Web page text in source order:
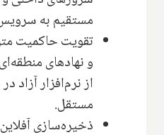
مستقیم به
تقویت حاکمیت
و نهادهای
از نرم‌افزار
مستقل.
ذخیره‌سازی